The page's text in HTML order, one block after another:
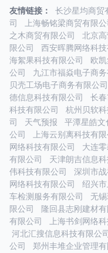
友情链接： 长沙星均商贸
司
上海畅铭梁商贸有限公
之木商贸有限公司
北京
限公司
西安晖腾网络科技
海絮果科技有限公司
欧凯
公司
九江市福焱电子商务
贝壳工场电子商务有限公司
德信息科技有限公司
长
科技有限公司
杭州贝软
司
天气预报 平潭星皓文
公司
上海云别离科技有限
网络科技有限公司
大连
有限公司
天津朗吉信息
伟科技有限公司
深圳市
网络科技有限公司
绍兴
车检测服务有限公司
无
限公司
隆回县志刚建材有
有限公司
上海书剑网络
河北汇搜信息科技有限公司
公司
郑州丰堆企业管理有